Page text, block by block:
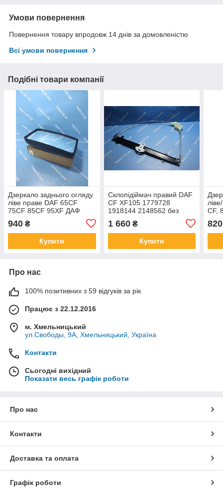
Умови повернення
Повернення товару впродовж 14 днів за домовленістю
Всі умови повернення
Подібні товари компанії
Дзеркало заднього огляду
ліве праве DAF 65CF
75CF 85CF 95XF ДАФ
940 ₴
Купити
Склопідіймач правий DAF
CF XF105 1779728
1918144 2148562 без
1 660₴
Купити
CF,
820
Про нас
100% позитивних з 59 відгуків за рік
Працює з 22.12.2016
м. Хмельницький
ул.Свободы, 9А, Хмельницький, Україна
Контакти
Сьогодні вихідний
Показати весь графік роботи
Про нас
Контакти
Доставка та оплата
Графік роботи